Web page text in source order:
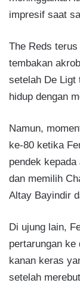
impresif saat
The Reds
tembakan
setelah De Ligt
hidup dengan
Namun,
ke-80 ketika
pendek
dan memilih
Altay Bayindir
Di ujung lain,
pertarungan ke
kanan keras
setelah